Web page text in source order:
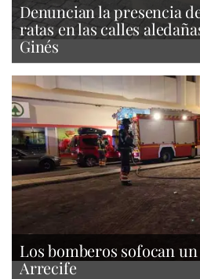
Denuncian la presencia
ratas en las calles
Ginés
Los bomberos sofocan
Arrecife